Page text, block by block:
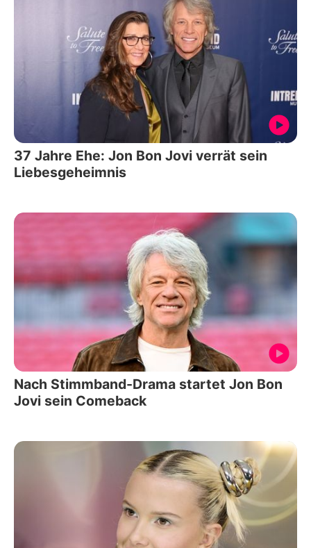
37 Jahre Ehe: Jon Bon Jovi verrät sein
Liebesgeheimnis
Nach Stimmband-Drama startet Jon Bon
Jovi sein Comeback